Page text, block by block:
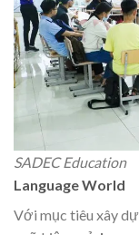
SADEC Education
Language World
Với mục tiêu xây